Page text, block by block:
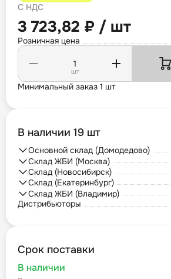
С НДС
3 723,82 ₽ / шт
Розничная цена
шт
Минимальный заказ 1 шт
В наличии 19 шт
Основной склад (Домодедово)
Склад ЖБИ (Москва)
Склад (Новосибирск)
Склад (Екатеринбург)
Склад ЖБИ (Владимир)
Дистрибьюторы
Срок поставки
В наличии